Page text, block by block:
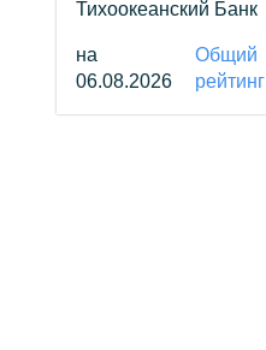
Тихоокеанский Банк
на
06.08.2026
Общий
рейтинг